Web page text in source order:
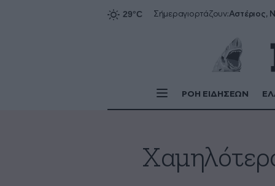
Σήμεραγιορτάζουν:Αστέριος,
ΡΟΗ ΕΙΔΗΣΕΩΝ